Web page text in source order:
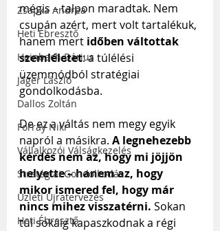
Zsapka Andrea
Heti Ébresztő
Heinbach Dárius
Jáger László
Dallos Zoltán
Forray Niki
Vállalkozói Válságkezelés
Stratégiai Gondolkodás
Üzleti Újratervezés
Heti Ébresztő
mégis – talpon maradtak. Nem
csupán azért, mert volt tartalékuk,
hanem mert időben váltottak
szemléletet: a túlélési
üzemmódból stratégiai
gondolkodásba.
De ez a váltás nem megy egyik
napról a másikra. A legnehezebb
kérdés nem az, hogy mi jöjjön
helyette – hanem az, hogy
mikor ismered fel, hogy már
nincs mihez visszatérni. Sokan
túl sokáig kapaszkodnak a régi